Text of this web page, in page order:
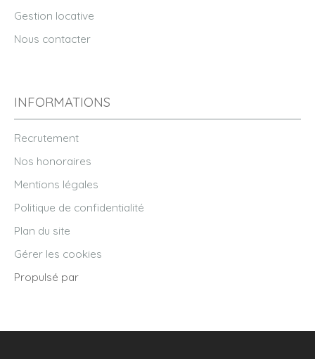
Gestion locative
Nous contacter
INFORMATIONS
Recrutement
Nos honoraires
Mentions légales
Politique de confidentialité
Plan du site
Gérer les cookies
Propulsé par